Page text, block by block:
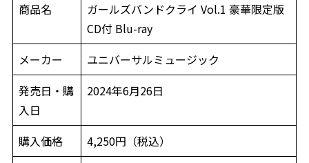
商品名
ガールズバンドクライ Vol.1 豪華限定版
CD付 Blu-ray
メーカー
ユニバーサルミュージック
発売日・購
入日
2024年6月26日
購入価格
4,250円（税込）